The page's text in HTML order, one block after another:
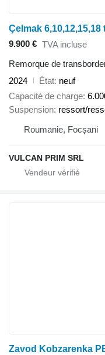
Çelmak 6,10,12,15,18
9.900 € TVA incluse
Remorque de
2024
État neuf
Capacité de charge
Suspension ressort/
Roumanie, Focșani
VULCAN PRIM SRL
Zavod Kobzarenka